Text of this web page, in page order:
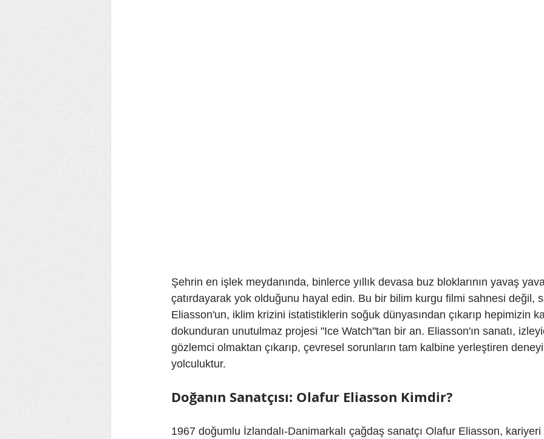
Şehrin en işlek meydanında, binlerce yıllık devasa buz bloklarının yavaş
çatırdayarak yok olduğunu hayal edin. Bu bir bilim kurgu filmi sahnesi değil,
Eliasson'un, iklim krizini istatistiklerin soğuk dünyasından çıkarıp hepimizin
dokunduran unutulmaz projesi "Ice Watch"tan bir an. Eliasson'ın sanatı,
gözlemci olmaktan çıkarıp, çevresel sorunların tam kalbine yerleştiren
yolculuktur.
Doğanın Sanatçısı: Olafur Eliasson Kimdir?
1967 doğumlu İzlandalı-Danimarkalı çağdaş sanatçı Olafur Eliasson,